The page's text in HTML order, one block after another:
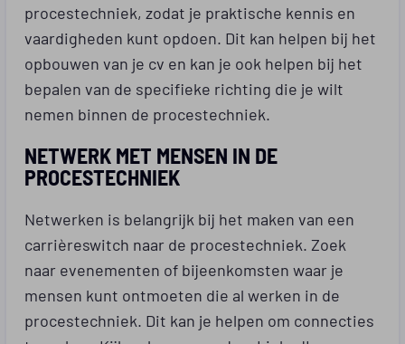
procestechniek, zodat je praktische kennis en
vaardigheden kunt opdoen. Dit kan helpen bij het
opbouwen van je cv en kan je ook helpen bij het
bepalen van de specifieke richting die je wilt
nemen binnen de procestechniek.
NETWERK MET MENSEN IN DE
PROCESTECHNIEK
Netwerken is belangrijk bij het maken van een
carrièreswitch naar de procestechniek. Zoek
naar evenementen of bijeenkomsten waar je
mensen kunt ontmoeten die al werken in de
procestechniek. Dit kan je helpen om connecties